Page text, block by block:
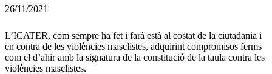
26/11/2021
L’ICATER, com sempre ha fet i farà està al costat de la ciutadania i
en contra de les violències masclistes, adquirint compromisos ferms
com el d’ahir amb la signatura de la constitució de la taula contra les
violències masclistes.